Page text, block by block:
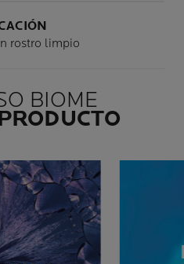
rostro limpio
BIOME